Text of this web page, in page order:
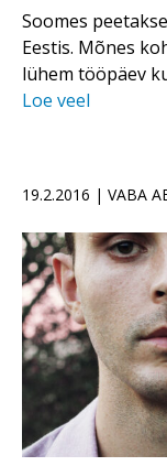
Soomes
Eestis. Mõnes
lühem tööpäev
Loe veel
19.2.2016 | VABA